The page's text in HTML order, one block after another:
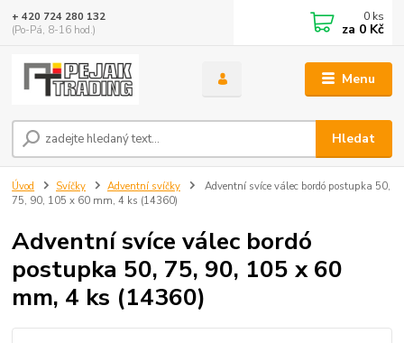
Menu
Hledat
+ 420 724 280 132
(Po-Pá, 8-16 hod.)
0 ks
za 0 Kč
Úvod Svíčky Adventní svíčky
Adventní svíce válec bordó postupka 50,
75, 90, 105 x 60 mm, 4 ks (14360)
Adventní svíce válec bordó
postupka 50, 75, 90, 105 x 60
mm, 4 ks (14360)